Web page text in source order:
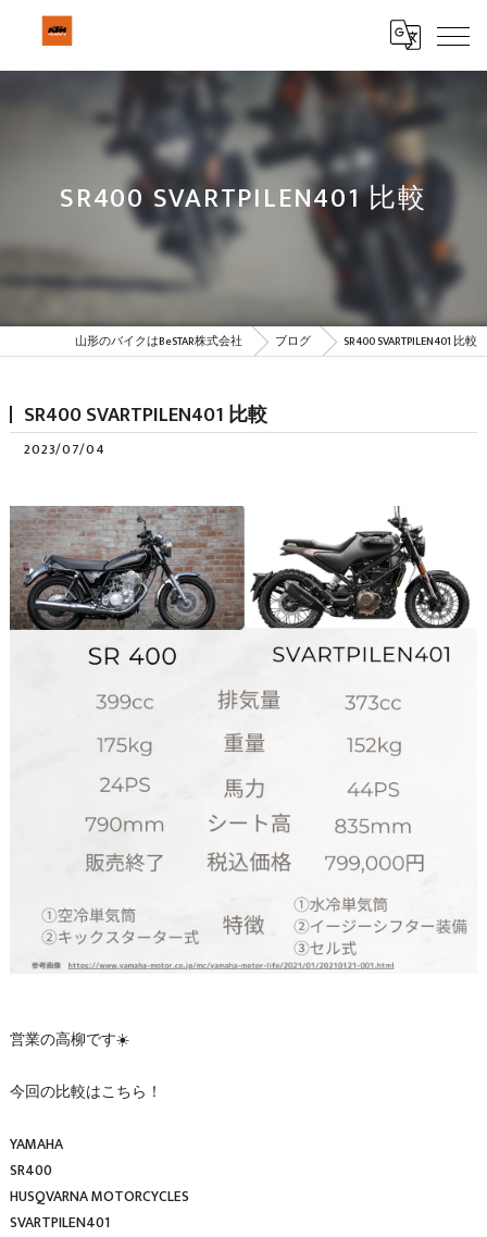
SR400 SVARTPILEN401 比較
山形のバイクはBeSTAR株式会社 ブログ SR400 SVARTPILEN401 比較
SR400 SVARTPILEN401 比較
2023/07/04
営業の高柳です☀️
今回の比較はこちら！
YAMAHA
SR400
HUSQVARNA MOTORCYCLES
SVARTPILEN401